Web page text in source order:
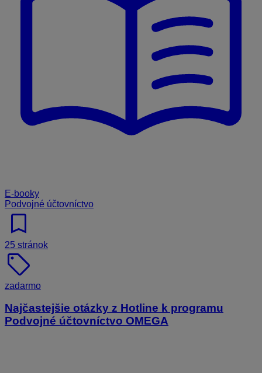
E-booky
Podvojné účtovníctvo
bookmark
25 stránok
sell
zadarmo
Najčastejšie otázky z Hotline k programu
Podvojné účtovníctvo OMEGA